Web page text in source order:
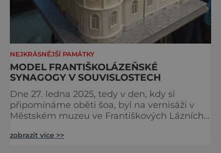
NEJKRÁSNĚJŠÍ PAMÁTKY
MODEL FRANTIŠKOLÁZEŇSKÉ
SYNAGOGY V SOUVISLOSTECH
Dne 27. ledna 2025, tedy v den, kdy si
připomínáme oběti šoa, byl na vernisáži v
Městském muzeu ve Františkových Lázních
nacisty zničena v roce 1938. Do lázeňského
zobrazit více >>